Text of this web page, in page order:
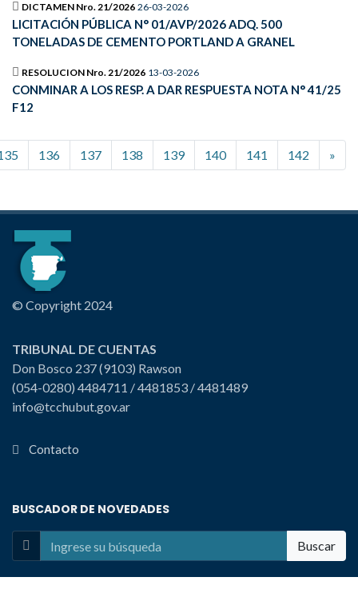
DICTAMEN Nro. 21/2026 26-03-2026
LICITACIÓN PÚBLICA N° 01/AVP/2026 ADQ. 500
TONELADAS DE CEMENTO PORTLAND A GRANEL
RESOLUCION Nro. 21/2026 13-03-2026
CONMINAR A LOS RESP. A DAR RESPUESTA NOTA N° 41/25
F12
136 137 138 139 140 141 142 »
© Copyright 2024
TRIBUNAL DE CUENTAS
Don Bosco 237 (9103) Rawson
(054-0280) 4484711 / 4481853 / 4481489
info@tcchubut.gov.ar
Contacto
BUSCADOR DE NOVEDADES
Buscar